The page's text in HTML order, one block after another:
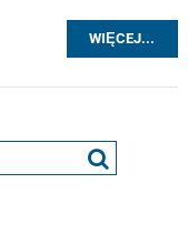
WIĘCEJ...